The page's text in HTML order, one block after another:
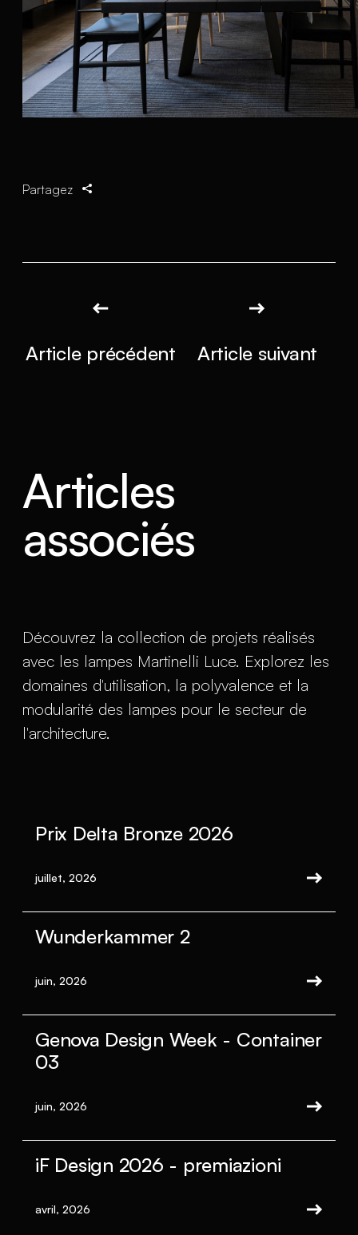
Partagez
Article précédent Article suivant
Articles
associés
Découvrez la collection de projets réalisés
avec les lampes Martinelli Luce. Explorez les
domaines d'utilisation, la polyvalence et la
modularité des lampes pour le secteur de
l'architecture.
Prix Delta Bronze 2026
juillet, 2026
Wunderkammer 2
juin, 2026
Genova Design Week - Container
03
juin, 2026
iF Design 2026 - premiazioni
avril, 2026